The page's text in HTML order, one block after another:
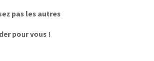
pas les autres
pour vous !